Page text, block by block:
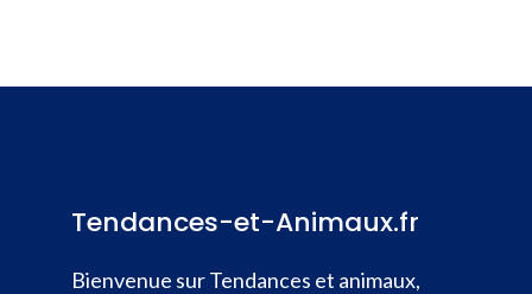
Tendances-et-Animaux.fr
Bienvenue sur Tendances et animaux,